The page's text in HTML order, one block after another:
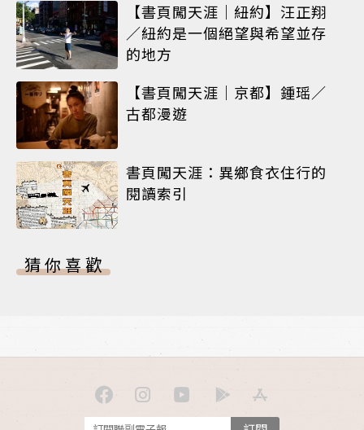
【書頁闖天涯｜紐約】汪正翔
／紐約是一個絕望與希望並存
的地方
【書頁闖天涯｜京都】鍾瑶／
古都漫遊
書頁闖天涯：異鄉食衣住行的
閱讀索引
猜你喜歡